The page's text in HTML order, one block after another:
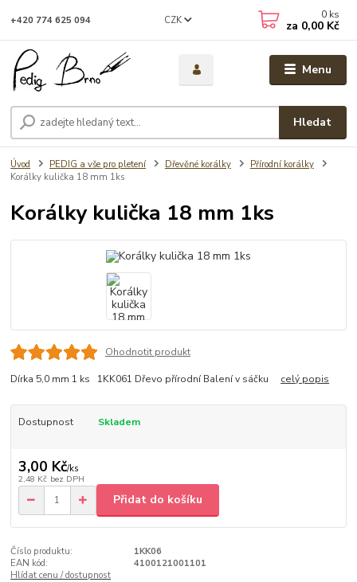
Menu
CZK
Hledat
+420 774 625 094 0 ks
za 0,00 Kč
Úvod PEDIG a vše pro pletení Dřevěné korálky
Přírodní korálky
Korálky kulička 18 mm 1ks
Korálky kulička 18 mm 1ks
Ohodnotit produkt
Dírka 5,0 mm 1 ks 1KK061 Dřevo přírodní Balení v sáčku celý popis
Dostupnost Skladem
3,00 Kč/ks
2,48 Kč bez DPH
Přidat do košíku
Číslo produktu:
1KK06
EAN kód:
4100121001101
Hlídat cenu / dostupnost